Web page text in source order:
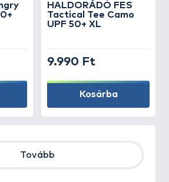
HALDORÁDÓ FES
Tactical Tee Camo
UPF 50+ XL
9.990 Ft
Kosárba
Tovább